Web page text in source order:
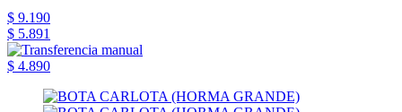
$ 9.190
$ 5.891
$ 4.890